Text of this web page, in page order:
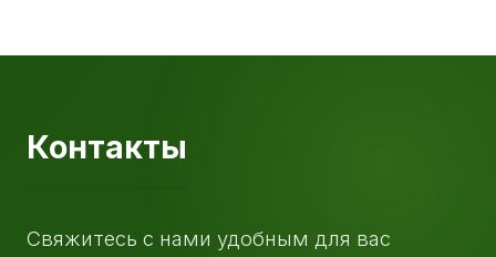
Контакты
Свяжитесь с нами удобным для вас